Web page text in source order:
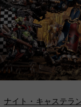
ナイト・キャステラ